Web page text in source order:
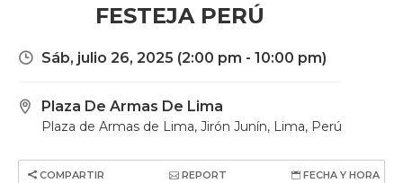
FESTEJA PERÚ
Sáb, julio 26, 2025 (2:00 pm - 10:00 pm)
Plaza De Armas De Lima
Plaza de Armas de Lima, Jirón Junín, Lima, Perú
COMPARTIR REPORT FECHA Y HORA